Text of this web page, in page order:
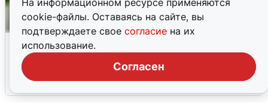
На информационном ресурсе применяются
cookie-файлы. Оставаясь на сайте, вы
подтверждаете свое согласие на их
использование.
Согласен
Волгоградцы остались без
мобильного интернета
6 августа 0